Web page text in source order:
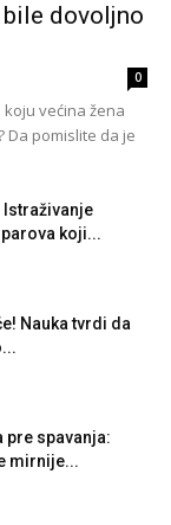
dovoljno
0
većina žena
Da pomislite da je
koji...
Nauka tvrdi da
pre spavanja:
mirnije...